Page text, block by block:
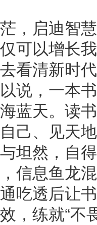
，启迪智
可以增长
看清新时
说，一本
蓝天。读
己、见天
坦然，自
信息鱼龙
吃透后让
，练就“不